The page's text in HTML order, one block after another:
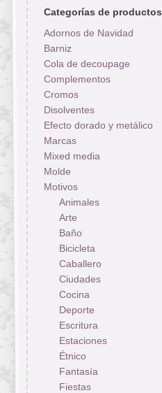
Categorías de productos
Adornos de Navidad
Barniz
Cola de decoupage
Complementos
Cromos
Disolventes
Efecto dorado y metálico
Marcas
Mixed media
Molde
Motivos
Animales
Arte
Baño
Bicicleta
Caballero
Ciudades
Cocina
Deporte
Escritura
Estaciones
Étnico
Fantasía
Fiestas